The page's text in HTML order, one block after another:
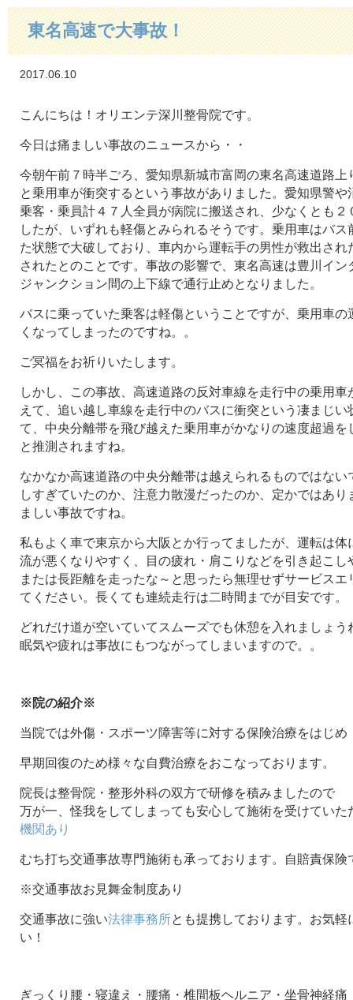
東名高速で大事故！
2017.06.10
こんにちは！オリエンテ深川整骨院です。
今日は痛ましい事故のニュースから・・
今朝午前７時半ごろ、愛知県新城市富岡の東名高速道路上
と乗用車が衝突するという事故がありました。愛知県警や
乗客・乗員計４７人全員が病院に搬送され、少なくとも２
したが、いずれも軽傷とみられるそうです。乗用車はバ
た状態で大破しており、車内から運転手の男性が救出され
されたとのことです。事故の影響で、東名高速は豊川イン
ジャンクション間の上下線で通行止めとなりました。
バスに乗っていた乗客は軽傷ということですが、乗用車の
くなってしまったのですね。。
ご冥福をお祈りいたします。
しかし、この事故、高速道路の反対車線を走行中の乗用
えて、追い越し車線を走行中のバスに衝突という凄まじ
て、中央分離帯を飛び越えた乗用車がかなりの速度超過を
と推測されますね。
なかなか高速道路の中央分離帯は越えられるものではない
しすぎていたのか、注意力散漫だったのか、定かではあ
ましい事故ですね。
私もよく車で東京から大阪とか行ってましたが、運転は体
流が悪くなりやすく、目の疲れ・肩こりなどを引き起こし
または長距離を走ったな～と思ったら無理せずサービス
てください。長くても連続走行は二時間までが目安です。
どれだけ道が空いていてスムーズでも休憩を入れましょ
眠気や疲れは事故にもつながってしまいますので。。
※院の紹介※
当院では外傷・スポーツ障害等に対する保険治療をはじめ
早期回復のため様々な自費治療をおこなっております。
院長は整骨院・整形外科の双方で研修を積みましたので
万が一、怪我をしてしまっても安心して施術を受けていた
機関あり
むち打ち交通事故専門施術も承っております。自賠責保険
※交通事故お見舞金制度あり
交通事故に強い法律事務所とも提携しております。お気軽
い！
ぎっくり腰・寝違え・腰痛・椎間板ヘルニア・坐骨神経痛